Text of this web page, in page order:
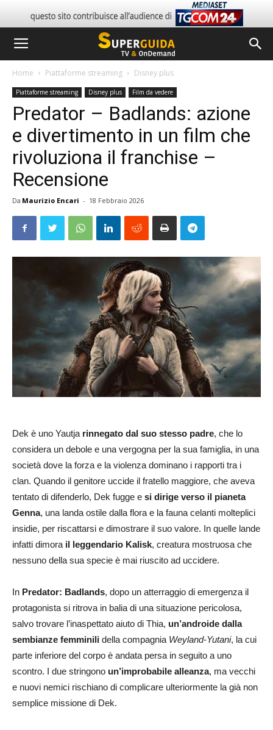
Home Piattaforme streaming Disney plus
Piattaforme streaming Disney plus Film da vedere
Predator – Badlands: azione
e divertimento in un film che
rivoluziona il franchise –
Recensione
Da Maurizio Encari - 18 Febbraio 2026
Dek è uno Yautja rinnegato dal suo stesso padre, che lo
considera un debole e una vergogna per la sua famiglia, in una
società dove la forza e la violenza dominano i rapporti tra i
clan. Quando il genitore uccide il fratello maggiore, che aveva
tentato di difenderlo, Dek fugge e si dirige verso il pianeta
Genna, una landa ostile dalla flora e la fauna celanti molteplici
insidie, per riscattarsi e dimostrare il suo valore. In quelle lande
infatti dimora il leggendario Kalisk, creatura mostruosa che
nessuno della sua specie è mai riuscito ad uccidere.
In Predator: Badlands, dopo un atterraggio di emergenza il
protagonista si ritrova in balia di una situazione pericolosa,
salvo trovare l’inaspettato aiuto di Thia, un’androide dalla
sembianze femminili della compagnia Weyland-Yutani, la cui
parte inferiore del corpo è andata persa in seguito a uno
scontro. I due stringono un’improbabile alleanza, ma vecchi
e nuovi nemici rischiano di complicare ulteriormente la già non
semplice missione di Dek.